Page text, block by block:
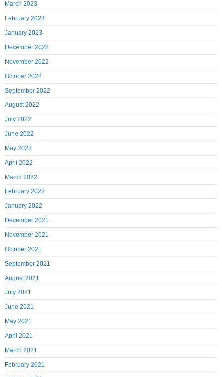
March 2023
February 2023
January 2023
December 2022
November 2022
October 2022
September 2022
August 2022
July 2022
June 2022
May 2022
April 2022
March 2022
February 2022
January 2022
December 2021
November 2021
October 2021
September 2021
August 2021
July 2021
June 2021
May 2021
April 2021
March 2021
February 2021